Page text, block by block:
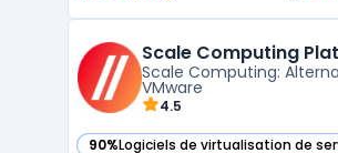
capacités de virtualisation, de
de mise en résea ...
Scale Computing
Scale Computing:
VMware
4.5
90%Logiciels de virtualisation de